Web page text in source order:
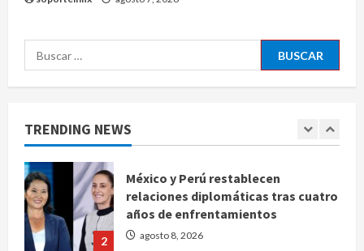
Buscar:
TRENDING NEWS
Sheinbaum contra el narco pero
advierte que persisten desafíos
2
México y Perú restablecen
relaciones diplomáticas tras cuatro
agosto 8, 2026
Declaran accidental la muerte de